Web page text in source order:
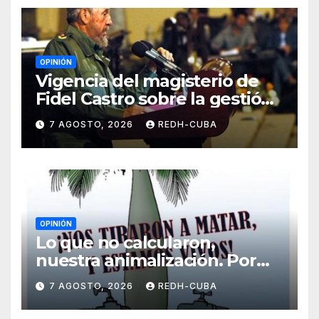
OPINIÓN
Vigencia del magisterio de
Fidel Castro sobre la gestión
del liderazgo revolucionario.
Por Jorge Luís Guach Estévez
7 AGOSTO, 2026 REDH-CUBA
OPINIÓN
Lo que no calcularon,
nuestra animalización. Por
Laidi Fernández de Juan
7 AGOSTO, 2026 REDH-CUBA